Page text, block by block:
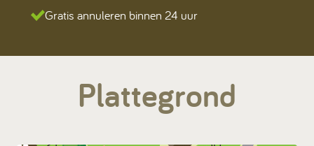
Gratis annuleren binnen 24 uur
Plattegrond